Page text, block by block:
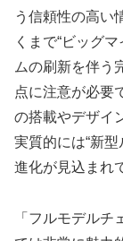
う信頼性の高い
くまで“ビッグ
ムの刷新を伴う
点に注意が必要
の搭載やデザイ
実質的には“新
進化が見込まれ
「フルモデル